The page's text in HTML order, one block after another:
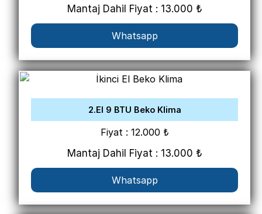
Mantaj Dahil Fiyat : 13.000 ₺
Whatsapp
2.El 9 BTU Beko Klima
Fiyat : 12.000 ₺
Mantaj Dahil Fiyat : 13.000 ₺
Whatsapp